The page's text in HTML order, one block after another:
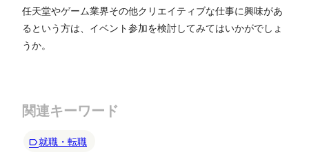
任天堂やゲーム業界その他クリエイティブな仕事に興味があ
るという方は、イベント参加を検討してみてはいかがでしょ
うか。
関連キーワード
就職・転職